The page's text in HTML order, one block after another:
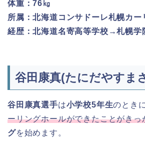
体重：76㎏
所属：北海道コンサドーレ札幌カー
経歴：北海道名寄高等学校→札幌学
谷田康真(たにだやすま
谷田康真選手は小学校5年生のときに
ーリングホールができたことがきっ
グを始めます。